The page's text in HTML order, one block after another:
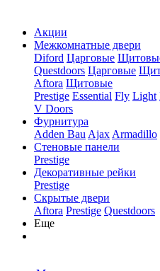
Акции
Межкомнатные двери
Diford Царговые
Questdoors Царговые
Aftora Щитовые
Prestige Essential Fly Light
V Doors
Фурнитура
Adden Bau Ajax Armadillo
Стеновые панели
Prestige
Декоративные рейки
Prestige
Скрытые двери
Aftora Prestige Questdoors
Еще